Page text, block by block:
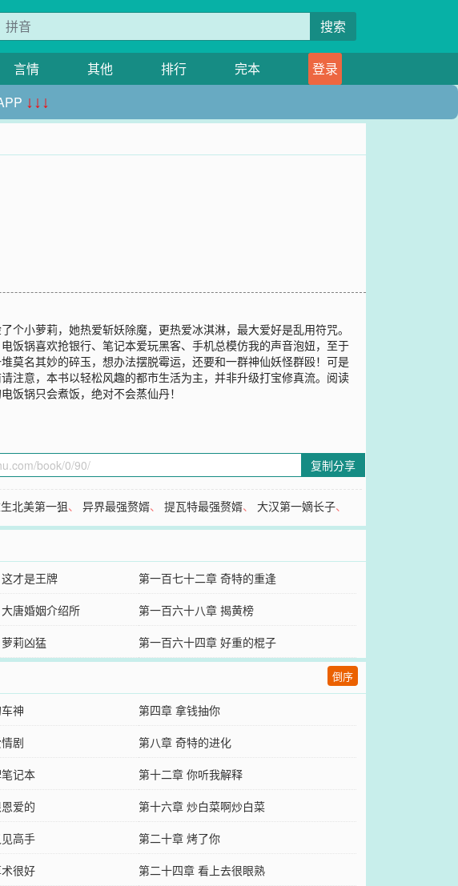
搜索
言情 其他 排行 完本
登录
↓↓↓
小萝莉，她热爱斩妖除魔，更热爱冰淇淋，最大爱好是乱用符咒。
锅喜欢抢银行、笔记本爱玩黑客、手机总模仿我的声音泡妞，至于
名其妙的碎玉，想办法摆脱霉运，还要和一群神仙妖怪群殴！可是
，本书以轻松风趣的都市生活为主，并非升级打宝修真流。阅读
锅只会煮饭，绝对不会蒸仙丹！
复制分享
北美第一狙、异界最强赘婿、提瓦特最强赘婿、大汉第一嫡长子、
才是王牌
第一百七十二章 奇特的重逢
唐婚姻介绍所
第一百六十八章 揭黄榜
莉凶猛 第一百六十四章 好重的棍子
倒序
神
第四章 拿钱抽你
剧
第八章 奇特的进化
记本
第十二章 你听我解释
爱的
第十六章 炒白菜啊炒白菜
高手
第二十章 烤了你
很好
第二十四章 看上去很眼熟